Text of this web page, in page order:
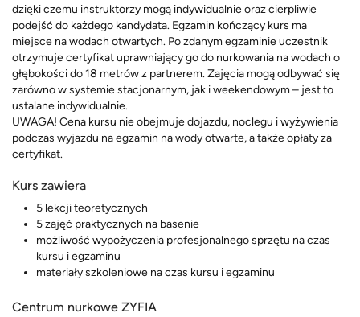
dzięki czemu instruktorzy mogą indywidualnie oraz cierpliwie
podejść do każdego kandydata. Egzamin kończący kurs ma
miejsce na wodach otwartych. Po zdanym egzaminie uczestnik
otrzymuje certyfikat uprawniający go do nurkowania na wodach o
głębokości do 18 metrów z partnerem. Zajęcia mogą odbywać się
zarówno w systemie stacjonarnym, jak i weekendowym – jest to
ustalane indywidualnie.
UWAGA! Cena kursu nie obejmuje dojazdu, noclegu i wyżywienia
podczas wyjazdu na egzamin na wody otwarte, a także opłaty za
certyfikat.
Kurs zawiera
5 lekcji teoretycznych
5 zajęć praktycznych na basenie
możliwość wypożyczenia profesjonalnego sprzętu na czas
kursu i egzaminu
materiały szkoleniowe na czas kursu i egzaminu
Centrum nurkowe ZYFIA